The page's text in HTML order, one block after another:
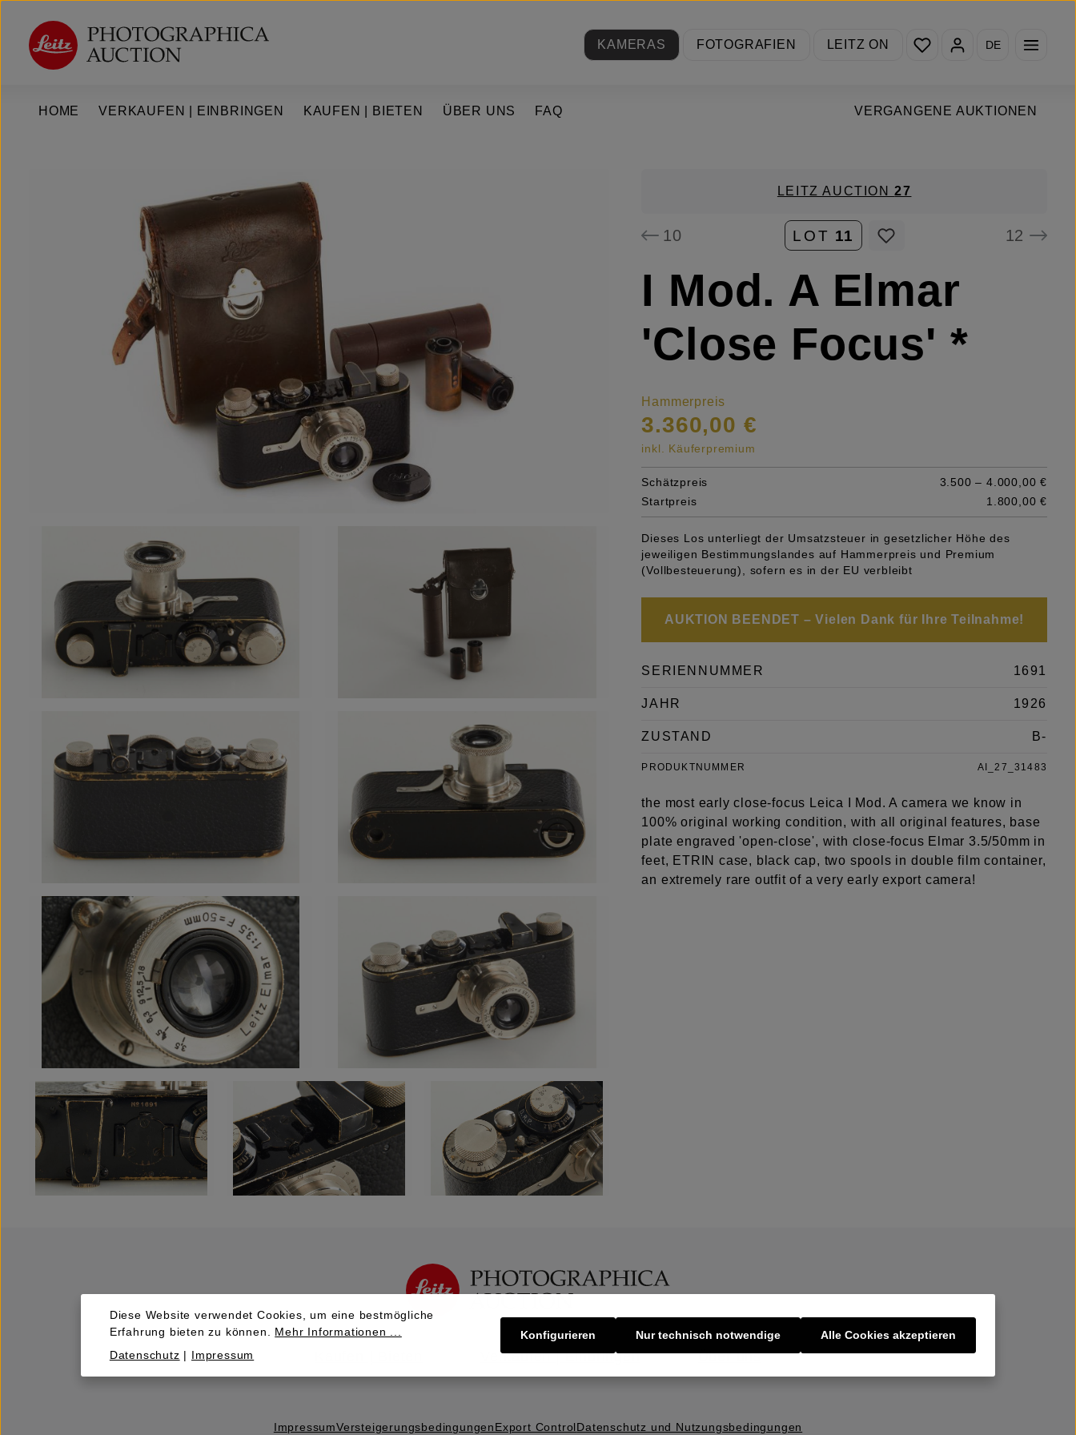
Hauptinhalt springen
Zur Hauptnavigation springen
KAMERAS
FOTOGRAFIEN LEITZ ON
Du hast 0 Produkte auf
DE
HOME VERGANGENE AUKTIONEN
VERKAUFEN | EINBRINGEN KAUFEN | BIETEN ÜBER UNS FAQ
LEITZ AUCTION27
10 LOT 11 12
I Mod. A Elmar
'Close Focus' *
Hammerpreis
3.360,00 €
inkl. Käuferpremium
Schätzpreis
3.500 – 4.000,00 €
Startpreis
1.800,00 €
Dieses Los unterliegt der Umsatzsteuer in gesetzlicher Höhe des
jeweiligen Bestimmungslandes auf Hammerpreis und Premium
(Vollbesteuerung), sofern es in der EU verbleibt
AUKTION BEENDET – Vielen Dank für Ihre Teilnahme!
SERIENNUMMER 1691
JAHR 1926
ZUSTAND B-
PRODUKTNUMMER AI_27_31483
the most early close-focus Leica I Mod. A camera we know in
100% original working condition, with all original features, base
plate engraved 'open-close', with close-focus Elmar 3.5/50mm in
feet, ETRIN case, black cap, two spools in double film container,
an extremely rare outfit of a very early export camera!
Verkaufen | Einbringen Über uns
ImpressumVersteigerungs­bedingungenExport ControlDatenschutz und Nutzungsbedingungen
Diese Website verwendet Cookies, um eine bestmögliche
Erfahrung bieten zu können. Mehr Informationen ...
Datenschutz | Impressum
Nur technisch notwendige
Konfigurieren Alle Cookies akzeptieren